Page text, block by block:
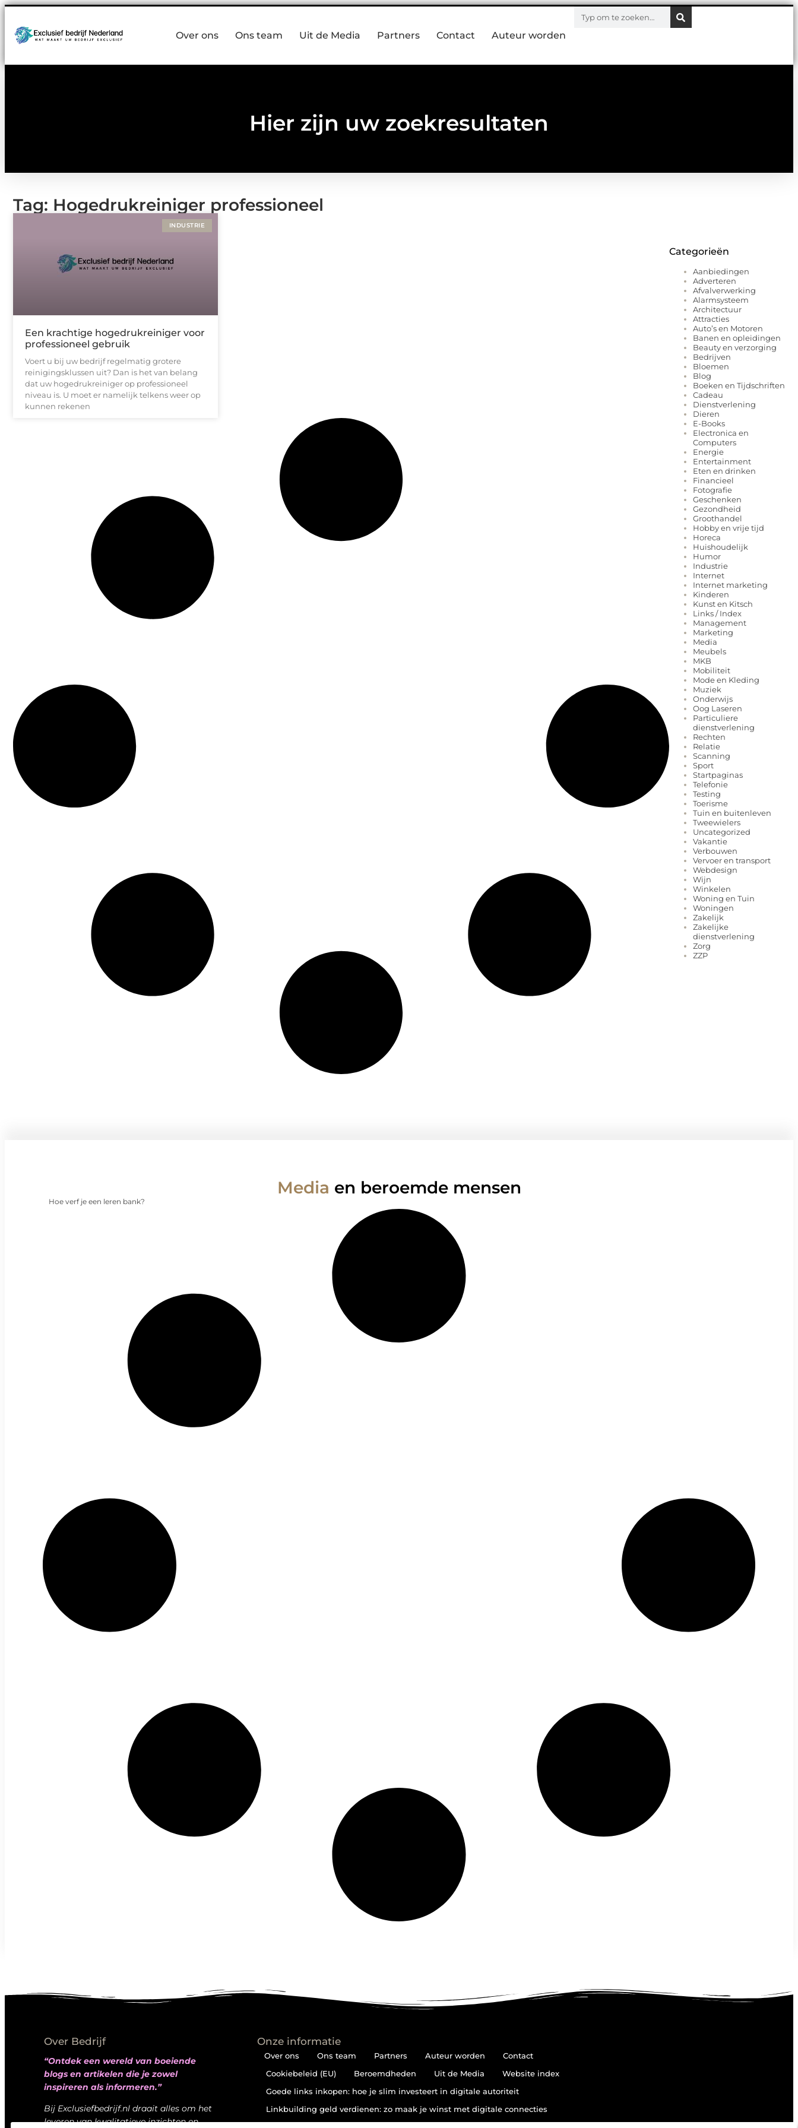
Over ons Ons team Uit de Media Partners Contact Auteur worden
Hier zijn uw zoekresultaten
Tag: Hogedrukreiniger professioneel
INDUSTRIE
Een krachtige hogedrukreiniger voor
professioneel gebruik
Voert u bij uw bedrijf regelmatig grotere
reinigingsklussen uit? Dan is het van belang
dat uw hogedrukreiniger op professioneel
niveau is. U moet er namelijk telkens weer op
kunnen rekenen
Categorieën
Aanbiedingen
Adverteren
Afvalverwerking
Alarmsysteem
Architectuur
Attracties
Auto’s en Motoren
Banen en opleidingen
Beauty en verzorging
Bedrijven
Bloemen
Blog
Boeken en Tijdschriften
Cadeau
Dienstverlening
Dieren
E-Books
Electronica en
Computers
Energie
Entertainment
Eten en drinken
Financieel
Fotografie
Geschenken
Gezondheid
Groothandel
Hobby en vrije tijd
Horeca
Huishoudelijk
Humor
Industrie
Internet
Internet marketing
Kinderen
Kunst en Kitsch
Links / Index
Management
Marketing
Media
Meubels
MKB
Mobiliteit
Mode en Kleding
Muziek
Onderwijs
Oog Laseren
Particuliere
dienstverlening
Rechten
Relatie
Scanning
Sport
Startpaginas
Telefonie
Testing
Toerisme
Tuin en buitenleven
Tweewielers
Uncategorized
Vakantie
Verbouwen
Vervoer en transport
Webdesign
Wijn
Winkelen
Woning en Tuin
Woningen
Zakelijk
Zakelijke
dienstverlening
Zorg
ZZP
Media en beroemde mensen
Hoe verf je een leren bank?
Over Bedrijf
“Ontdek een wereld van boeiende
blogs en artikelen die je zowel
inspireren als informeren.”
Bij Exclusiefbedrijf.nl draait alles om het
leveren van kwalitatieve inzichten en
Onze informatie
Over ons Ons team Partners Auteur worden
Contact
Cookiebeleid (EU)
Beroemdheden Uit de Media
Website index
Goede links inkopen: hoe je slim investeert in digitale autoriteit
Linkbuilding geld verdienen: zo maak je winst met digitale connecties